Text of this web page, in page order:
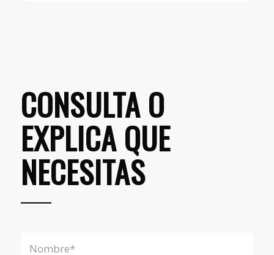
CONSULTA O
EXPLICA QUE
NECESITAS